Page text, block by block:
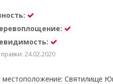
24.02.2020
местоположение: Святилище